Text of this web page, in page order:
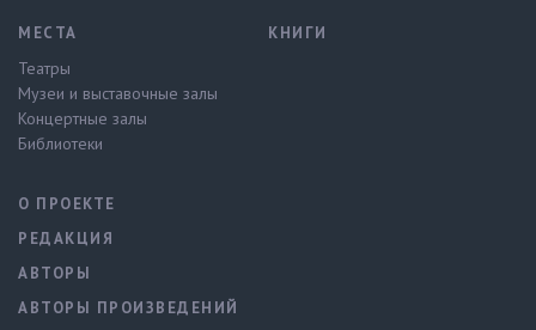
МЕСТА
Театры
Музеи и выставочные залы
Концертные залы
Библиотеки
КНИГИ
О ПРОЕКТЕ
РЕДАКЦИЯ
АВТОРЫ
АВТОРЫ ПРОИЗВЕДЕНИЙ